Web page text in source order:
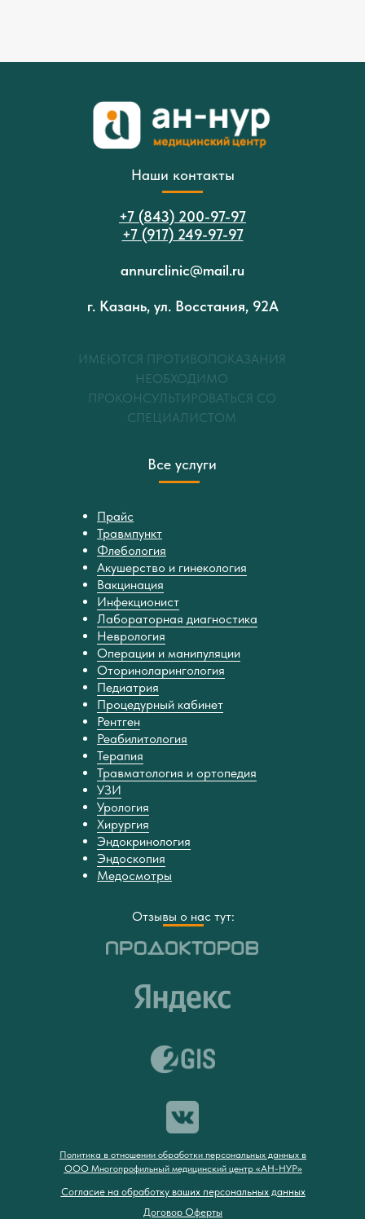
Наши контакты
+7 (843) 200-97-97
+7 (917) 249-97-97
annurclinic@mail.ru
г. Казань, ул. Восстания, 92А
Все услуги
Прайс
Травмпункт
Флебология
Акушерство и гинекология
Вакцинация
Инфекционист
Лабораторная диагностика
Неврология
Операции и манипуляции
Оториноларингология
Педиатрия
Процедурный кабинет
Рентген
Реабилитология
Терапия
Травматология и ортопедия
УЗИ
Урология
Хирургия
Эндокринология
Эндоскопия
Медосмотры
Отзывы о нас тут:
ИМЕЮТСЯ ПРОТИВОПОКАЗАНИЯ
НЕОБХОДИМО
ПРОКОНСУЛЬТИРОВАТЬСЯ СО
СПЕЦИАЛИСТОМ
Политика в отношении обработки персональных данных в
ООО Многопрофильный медицинский центр «АН-НУР»
Согласие на обработку ваших персональных данных
Договор Оферты